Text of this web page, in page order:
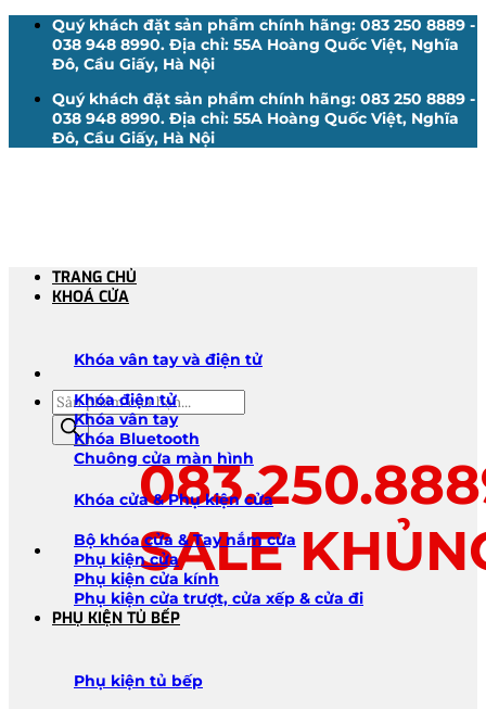
Quý khách đặt sản phẩm chính hãng: 083 250 8889 -
038 948 8990. Địa chỉ: 55A Hoàng Quốc Việt, Nghĩa
Đô, Cầu Giấy, Hà Nội
Quý khách đặt sản phẩm chính hãng: 083 250 8889 -
038 948 8990. Địa chỉ: 55A Hoàng Quốc Việt, Nghĩa
Đô, Cầu Giấy, Hà Nội
Tìm
kiếm
sản
phẩm
SALE
TRANG CHỦ
KHOÁ CỬA
Khóa vân tay và điện tử
Khóa điện tử
Khóa vân tay
Khóa Bluetooth
Chuông cửa màn hình
Khóa cửa & Phụ kiện cửa
Bộ khóa cửa & Tay nắm cửa
Phụ kiện cửa
Phụ kiện cửa kính
Phụ kiện cửa trượt, cửa xếp & cửa đi
PHỤ KIỆN TỦ BẾP
Phụ kiện tủ bếp